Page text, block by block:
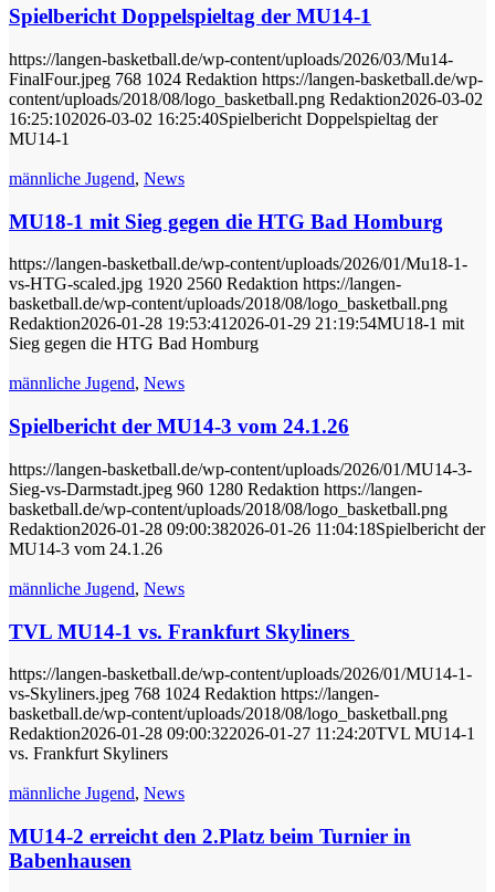
Spielbericht Doppelspieltag der MU14-1
https://langen-basketball.de/wp-content/uploads/2026/03/Mu14-
FinalFour.jpeg 768 1024 Redaktion https://langen-basketball.de/wp-
content/uploads/2018/08/logo_basketball.png Redaktion2026-03-02
16:25:102026-03-02 16:25:40Spielbericht Doppelspieltag der
MU14-1
männliche Jugend, News
MU18-1 mit Sieg gegen die HTG Bad Homburg
https://langen-basketball.de/wp-content/uploads/2026/01/Mu18-1-
vs-HTG-scaled.jpg 1920 2560 Redaktion https://langen-
basketball.de/wp-content/uploads/2018/08/logo_basketball.png
Redaktion2026-01-28 19:53:41 2026-01-29 21:19:54MU18-1 mit
Sieg gegen die HTG Bad Homburg
männliche Jugend, News
Spielbericht der MU14-3 vom 24.1.26
https://langen-basketball.de/wp-content/uploads/2026/01/MU14-3-
Sieg-vs-Darmstadt.jpeg 960 1280 Redaktion https://langen-
basketball.de/wp-content/uploads/2018/08/logo_basketball.png
Redaktion2026-01-28 09:00:382026-01-26 11:04:18Spielbericht der
MU14-3 vom 24.1.26
männliche Jugend, News
TVL MU14-1 vs. Frankfurt Skyliners
https://langen-basketball.de/wp-content/uploads/2026/01/MU14-1-
vs-Skyliners.jpeg 768 1024 Redaktion https://langen-
basketball.de/wp-content/uploads/2018/08/logo_basketball.png
Redaktion2026-01-28 09:00:322026-01-27 11:24:20TVL MU14-1
vs. Frankfurt Skyliners
männliche Jugend, News
MU14-2 erreicht den 2.Platz beim Turnier in
Babenhausen